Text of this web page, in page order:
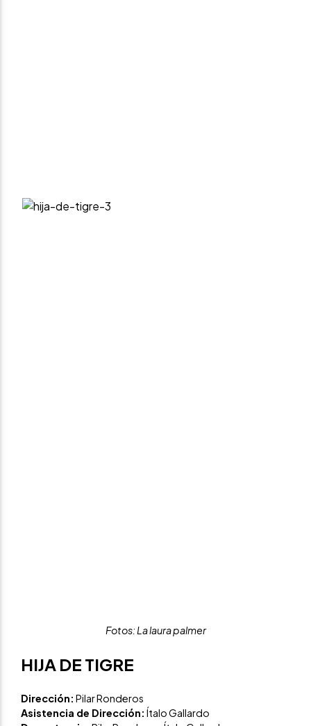
Fotos: La laura palmer
HIJA DE TIGRE
Dirección: Pilar Ronderos
Asistencia de Dirección: Ítalo Gallardo